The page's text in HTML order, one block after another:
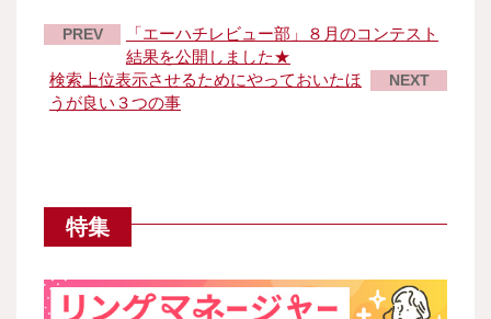
PREV
「エーハチレビュー部」８月のコンテスト
結果を公開しました★
検索上位表示させるためにやっておいたほ
うが良い３つの事
NEXT
特集